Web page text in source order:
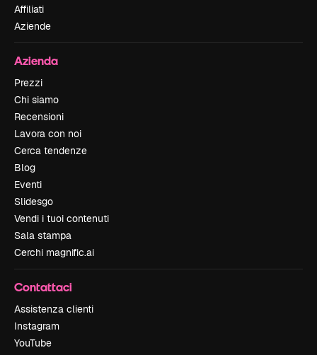
Affiliati
Aziende
Azienda
Prezzi
Chi siamo
Recensioni
Lavora con noi
Cerca tendenze
Blog
Eventi
Slidesgo
Vendi i tuoi contenuti
Sala stampa
Cerchi magnific.ai
Contattaci
Assistenza clienti
Instagram
YouTube